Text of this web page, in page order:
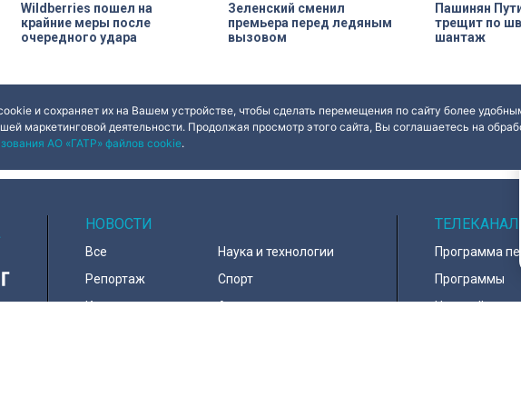
Wildberries пошел на
крайние меры после
очередного удара
Зеленский сменил
премьера перед ледяным
вызовом
Пашинян
трещит по
шантаж
и сохраняет их на Вашем устройстве, чтобы сделать перемещения по сайту более
маркетинговой деятельности. Продолжая просмотр этого сайта, Вы соглашаетесь на
АО «ГАТР» файлов cookie.
НОВОСТИ
Все
Репортаж
Коронавирус
Наука и технологии
Спорт
Армия
ТЕЛЕКАНАЛ
Программа
Программы
Настройка